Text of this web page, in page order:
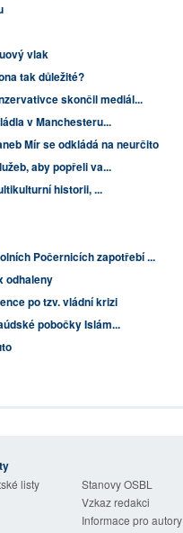
vlak
tak důležité?
skončil mediál...
v Manchesteru...
Mír se odkládá na neurčito
aby popřeli va...
historii, ...
Počernicích zapotřebí ...
odhaleny
po tzv. vládní krizi
pobočky Islám...
listy
Stanovy OSBL
Vzkaz redakci
Informace pro autory